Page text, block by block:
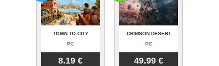
TOWN TO CITY
PC
8.19 €
CRIMSON DESERT
PC
49.99 €